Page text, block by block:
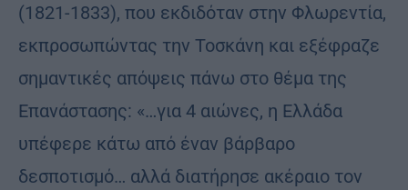
(1821-1833), που εκδιδόταν στην Φλωρεντία,
εκπροσωπώντας την Τοσκάνη και εξέφραζε
σημαντικές απόψεις πάνω στο θέμα της
Επανάστασης: «…για 4 αιώνες, η Ελλάδα
υπέφερε κάτω από έναν βάρβαρο
δεσποτισμό… αλλά διατήρησε ακέραιο τον